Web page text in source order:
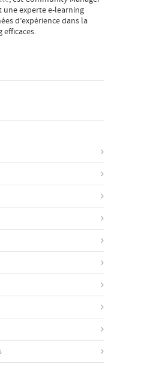
experte e-learning
d’expérience dans la